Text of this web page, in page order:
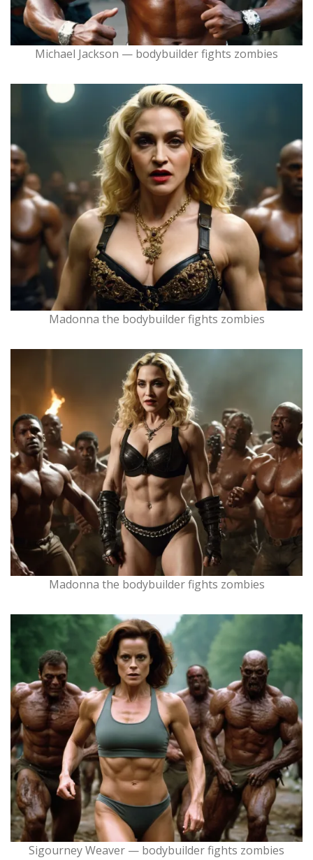
Michael Jackson — bodybuilder fights zombies
Madonna the bodybuilder fights zombies
Madonna the bodybuilder fights zombies
Sigourney Weaver — bodybuilder fights zombies